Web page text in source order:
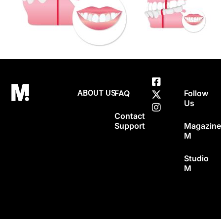
ABOUT USFAQ
Contact
Support
Follow
Us
Magazine
M
Studio
M